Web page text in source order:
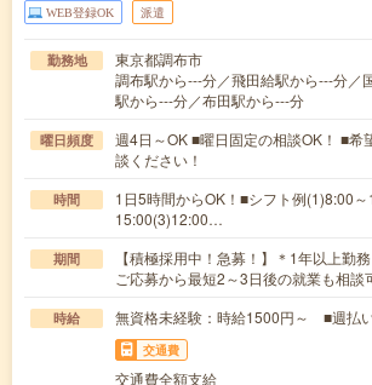
WEB登録OK 派遣
勤務地
東京都調布市
調布駅から---分／飛田給駅から---分／
駅から---分／布田駅から---分
曜日頻度
週4日～OK ■曜日固定の相談OK！ ■希
談ください！
時間
1日5時間からOK！■シフト例(1)8:00
15:00(3)12:00…
期間
【積極採用中！急募！】＊1年以上勤
ご応募から最短2～3日後の就業も相談
時給 無資格未経験：時給1500円～ ■週払
交通費
交通費全額支給